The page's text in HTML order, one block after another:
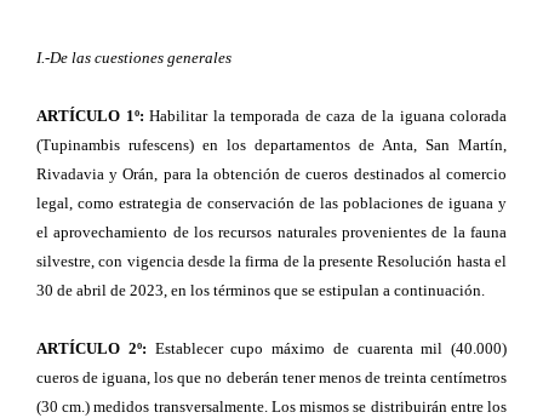
I.-De las cuestiones generales
ARTÍCULO 1º: Habilitar la temporada de caza de la iguana colorada
(Tupinambis rufescens) en los departamentos de Anta, San Martín,
Rivadavia y Orán, para la obtención de cueros destinados al comercio
legal, como estrategia de conservación de las poblaciones de iguana y
el aprovechamiento de los recursos naturales provenientes de la fauna
silvestre, con vigencia desde la firma de la presente Resolución hasta el
30 de abril de 2023, en los términos que se estipulan a continuación.
ARTÍCULO 2º: Establecer cupo máximo de cuarenta mil (40.000)
cueros de iguana, los que no deberán tener menos de treinta centímetros
(30 cm.) medidos transversalmente. Los mismos se distribuirán entre los